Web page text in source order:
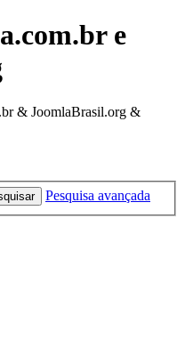
e
& JoomlaBrasil.org &
Pesquisa avançada